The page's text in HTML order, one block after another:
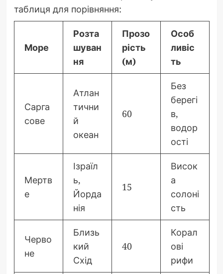
таблиця для порівняння:
Море
Розта
шуван
ня
Прозо
рість
(м)
Особ
ливіс
ть
Сарга
сове
Атлан
тични
й
океан
60
Без
берегі
в,
водор
ості
Мертв
е
Ізраїл
ь,
Йорда
нія
15
Висок
а
солоні
сть
Черво
не
Близь
кий
Схід
40
Корал
ові
рифи